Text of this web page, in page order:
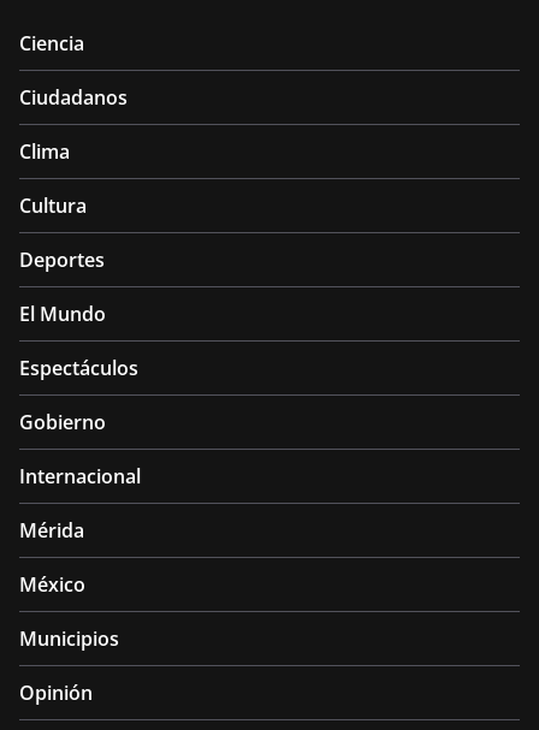
Ciencia
Ciudadanos
Clima
Cultura
Deportes
El Mundo
Espectáculos
Gobierno
Internacional
Mérida
México
Municipios
Opinión